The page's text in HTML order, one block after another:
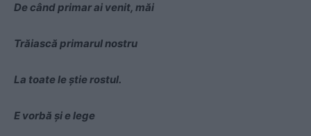
De când primar ai venit, măi
Trăiască primarul nostru
La toate le știe rostul.
E vorbă și e lege